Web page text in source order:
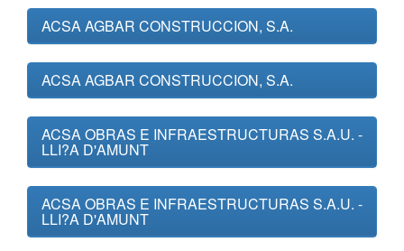
ACSA AGBAR CONSTRUCCION, S.A.
ACSA AGBAR CONSTRUCCION, S.A.
ACSA OBRAS E INFRAESTRUCTURAS S.A.U. -
LLI?A D'AMUNT
ACSA OBRAS E INFRAESTRUCTURAS S.A.U. -
LLI?A D'AMUNT